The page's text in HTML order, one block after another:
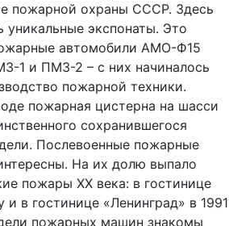
пожарной охраны СССР. Здесь
экспонаты. Это
автомобили АМО-Ф15
1 и ПМЗ-2 – с них начиналось
пожарной техники.
пожарная цистерна на шасси
сохранившегося
Послевоенные пожарные
На их долю выпало
пожары ХХ века: в гостинице
и в гостинице «Ленинград» в 1991
пожарных машин знакомы